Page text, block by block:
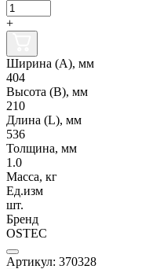
+
Ширина (А), мм
404
Высота (В), мм
210
Длина (L), мм
536
Толщина, мм
1.0
Масса, кг
Ед.изм
шт.
Бренд
OSTEC
Артикул: 370328